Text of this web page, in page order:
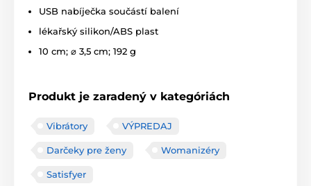
USB nabíječka součástí balení
lékařský silikon/ABS plast
10 cm; ⌀ 3,5 cm; 192 g
Produkt je zaradený v kategóriách
Vibrátory VÝPREDAJ
Darčeky pre ženy Womanizéry
Satisfyer